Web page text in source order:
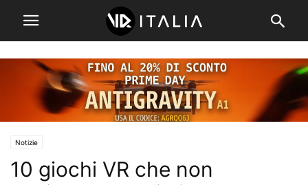
Notizie
10 giochi VR che non